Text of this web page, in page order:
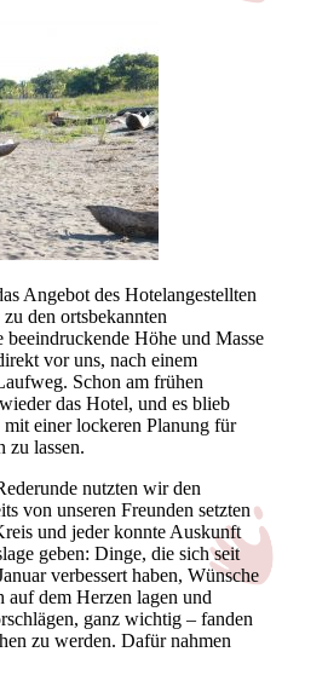
Angebot des Hotelangestellten
den ortsbekannten
beeindruckende Höhe und Masse
vor uns, nach einem
Schon am frühen
das Hotel, und es blieb
einer lockeren Planung für
zu lassen.
nutzten wir den
von unseren Freunden setzten
und jeder konnte Auskunft
geben: Dinge, die sich seit
verbessert haben, Wünsche
auf dem Herzen lagen und
ganz wichtig – fanden
zu werden. Dafür nahmen